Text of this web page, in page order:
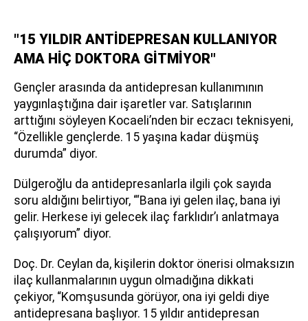
"15 YILDIR ANTİDEPRESAN KULLANIYOR
AMA HİÇ DOKTORA GİTMİYOR"
Gençler arasında da antidepresan kullanımının
yaygınlaştığına dair işaretler var. Satışlarının
arttığını söyleyen Kocaeli’nden bir eczacı teknisyeni,
“Özellikle gençlerde. 15 yaşına kadar düşmüş
durumda” diyor.
Dülgeroğlu da antidepresanlarla ilgili çok sayıda
soru aldığını belirtiyor, “‘Bana iyi gelen ilaç, bana iyi
gelir. Herkese iyi gelecek ilaç farklıdır’ı anlatmaya
çalışıyorum” diyor.
Doç. Dr. Ceylan da, kişilerin doktor önerisi olmaksızın
ilaç kullanmalarının uygun olmadığına dikkati
çekiyor, “Komşusunda görüyor, ona iyi geldi diye
antidepresana başlıyor. 15 yıldır antidepresan